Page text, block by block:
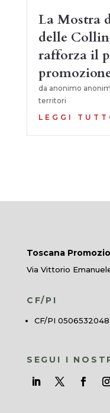
La Mostra
delle
rafforza il
da anonimo
territori
LEGGI
Toscana
Via Vittorio
CF/PI
CF/PI
SEGUI I